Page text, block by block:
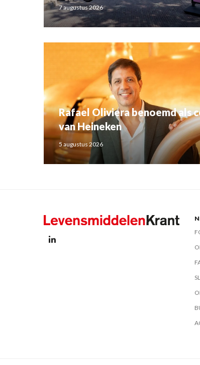
7 augustus 2026
Rafael Oliviera benoemd als
van Heineken
5 augustus 2026